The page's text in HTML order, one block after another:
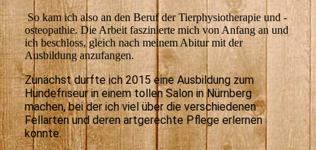
So kam ich also an den Beruf der Tierphysiotherapie und -
osteopathie. Die Arbeit faszinierte mich von Anfang an und
ich beschloss, gleich nach meinem Abitur mit der
Ausbildung anzufangen.
Zunächst durfte ich 2015 eine Ausbildung zum
Hundefriseur in einem tollen Salon in Nürnberg
machen, bei der ich viel über die verschiedenen
Fellarten und deren artgerechte Pflege erlernen
konnte.